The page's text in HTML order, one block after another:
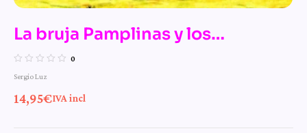
La bruja Pamplinas y los
monstruos monstruosos
0
Sergio Luz
14,95€IVA incl